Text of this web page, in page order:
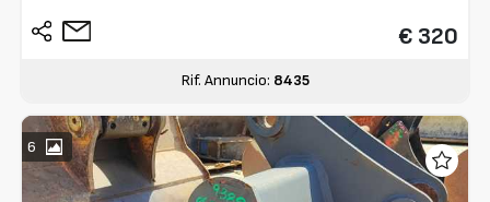
€ 320
Rif. Annuncio: 8435
6